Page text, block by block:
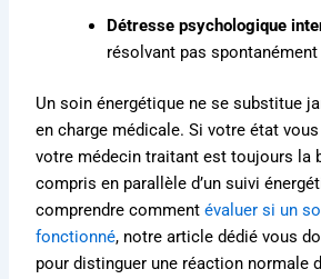
Détresse psychologique
résolvant pas spontanément
Un soin énergétique ne se substitue
en charge médicale. Si votre état
votre médecin traitant est toujours la
compris en parallèle d’un suivi
comprendre commentévaluer si un
fonctionné, notre article dédié vous
pour distinguer une réaction normale